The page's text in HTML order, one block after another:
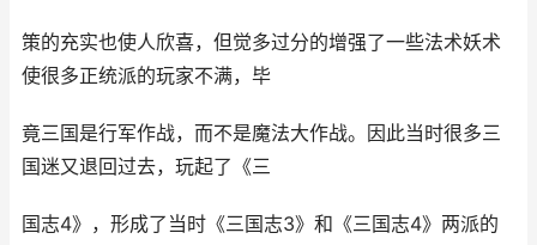
策的充实也使人欣喜，但觉多过分的增强了一些法术妖术
使很多正统派的玩家不满，毕
竟三国是行军作战，而不是魔法大作战。因此当时很多三
国迷又退回过去，玩起了《三
国志4》，形成了当时《三国志3》和《三国志4》两派的